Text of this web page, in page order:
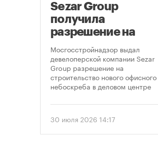
Sezar Group
получила
разрешение на
строительство
небоскреба в
«Москва-Сити»
Мосгосстройнадзор выдал
девелоперской компании Sezar
Group разрешение на
строительство нового офисного
небоскреба в деловом центре
предусматривает возведение
метров.
30 июля 2026 14:17